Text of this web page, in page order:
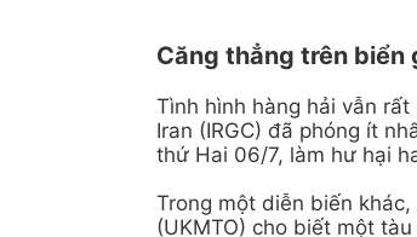
Căng thẳng trên biển
Tình hình hàng hải vẫn
Iran (IRGC) đã phóng ít
thứ Hai 06/7, làm hư hại
Trong một diễn biến
(UKMTO) cho biết một